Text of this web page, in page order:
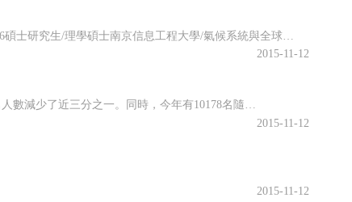
序號姓名性別出生年月學歷/學位畢業學校/專業/職稱擬聘崗位1陳光宇男1984.06碩士研究生/理學碩士南京信息工程大學/氣候系統與全球變化天氣預報預警2王 楠女1989.03碩士研究生/理學碩士南京信息工程大學/氣象學天氣預報預警3李 震男1989.02碩士研究生/工程碩士浙江大學/電子與通信工程雷...
2015-11-12
36.04萬,2016年江蘇高考報名考生人數，比去年減少3.25萬。7年間，江蘇高考報名人數減少了近三分之一。同時，今年有10178名隨遷子女將在蘇參加高考，相比2013年首批報名的347人，激增28倍。 考生數連續7年下降 昨天（11日），江蘇省教育考試院發布，截至目前，全省共有36.04...
2015-11-12
2015-11-12